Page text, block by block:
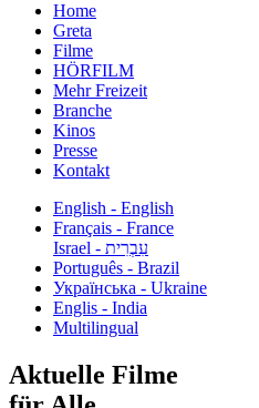
Home
Greta
Filme
HÖRFILM
Mehr Freizeit
Branche
Kinos
Presse
Kontakt
English - English
Français - France
עִבְרִית - Israel
Português - Brazil
Українська - Ukraine
Englis - India
Multilingual
Aktuelle Filme